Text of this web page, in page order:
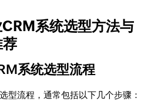
系统选型方法与
系统选型流程
型流程，通常包括以下几个步骤：